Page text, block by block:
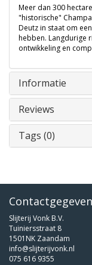
Meer dan 300
"historische"
Deutz in staat om
hebben. Langdurige
ontwikkeling en
Informatie
Reviews
Tags (0)
Slijterij Vonk B.V.
Tuiniersstraat 8
1501NK Zaandam
info@slijterijvonk.nl
075 616 9355